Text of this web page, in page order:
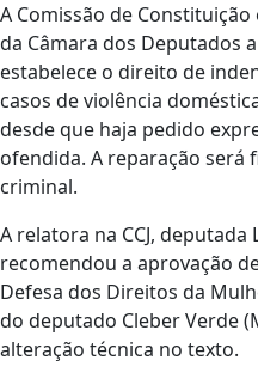
A Comissão de Constituição
da Câmara dos Deputados
estabelece o direito de
casos de violência
desde que haja pedido
ofendida. A reparação será
criminal.
A relatora na CCJ, deputada
recomendou a aprovação
Defesa dos Direitos da
do deputado Cleber Verde
alteração técnica no texto.